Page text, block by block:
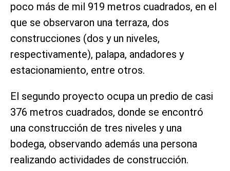
poco más de mil 919 metros cuadrados, en el
que se observaron una terraza, dos
construcciones (dos y un niveles,
respectivamente), palapa, andadores y
estacionamiento, entre otros.
El segundo proyecto ocupa un predio de casi
376 metros cuadrados, donde se encontró
una construcción de tres niveles y una
bodega, observando además una persona
realizando actividades de construcción.